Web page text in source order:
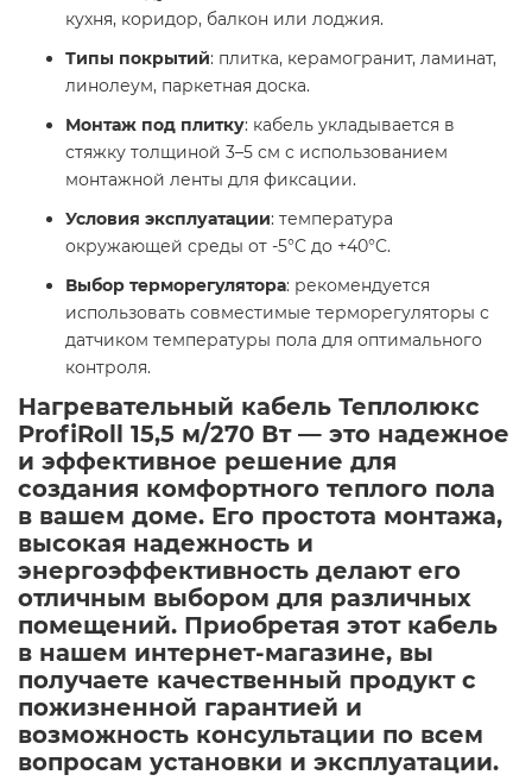
кухня, коридор, балкон или лоджия.​
Типы покрытий: плитка, керамогранит, ламинат,
линолеум, паркетная доска.​
Монтаж под плитку: кабель укладывается в
стяжку толщиной 3–5 см с использованием
монтажной ленты для фиксации.​
Условия эксплуатации: температура
окружающей среды от -5°C до +40°C.​
Выбор терморегулятора: рекомендуется
использовать совместимые терморегуляторы с
датчиком температуры пола для оптимального
контроля.​
Нагревательный кабель Теплолюкс
ProfiRoll 15,5 м/270 Вт — это надежное
и эффективное решение для
создания комфортного теплого пола
в вашем доме. Его простота монтажа,
высокая надежность и
энергоэффективность делают его
отличным выбором для различных
помещений. Приобретая этот кабель
в нашем интернет-магазине, вы
получаете качественный продукт с
пожизненной гарантией и
возможность консультации по всем
вопросам установки и эксплуатации.​